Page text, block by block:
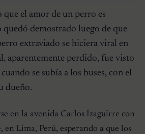
que el amor de un perro es
demostrado luego de que
extraviado se hiciera viral en
aparentemente perdido, fue visto
se subía a los buses, con el
dueño.
en la avenida Carlos Izaguirre con
en Lima, Perú, esperando a que los